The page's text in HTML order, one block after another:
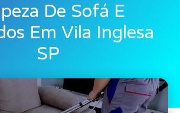
De Sofá E
Em Vila Inglesa
SP